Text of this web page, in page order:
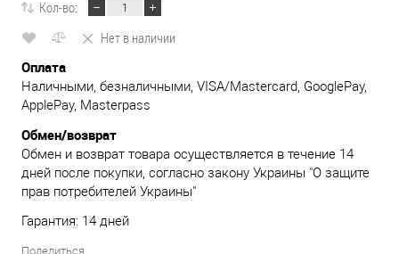
Кол-во:
Нет в наличии
Оплата
Наличными, безналичными, VISA/Mastercard, GooglePay,
ApplePay, Masterpass
Обмен/возврат
Обмен и возврат товара осуществляется в течение 14
дней после покупки, согласно закону Украины "О защите
прав потребителей Украины"
Гарантия: 14 дней
Поделиться